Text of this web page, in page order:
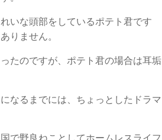
いな頭部をしているポテト君です
りません。
たのですが、ポテト君の場合は耳垢
なるまでには、ちょっとしたドラマ